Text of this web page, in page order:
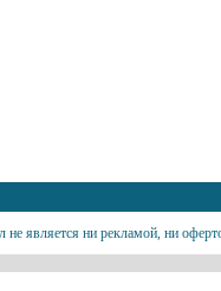
является ни рекламой, ни